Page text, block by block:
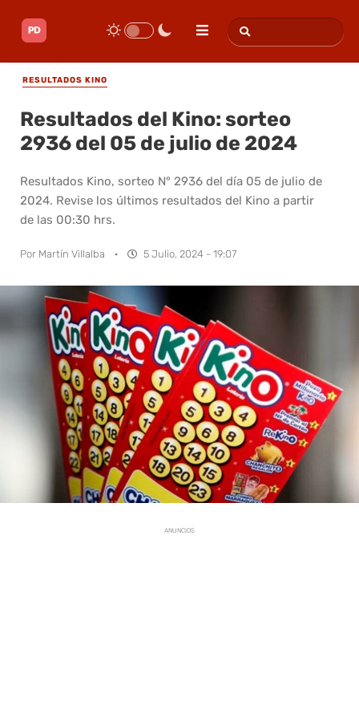
RESULTADOS KINO
Resultados del Kino: sorteo
2936 del 05 de julio de 2024
Resultados Kino, sorteo N° 2936 del día 05 de julio de
2024. Revise los últimos resultados del Kino a partir
de las 00:30 hrs.
Por Martín Villalba · 5 Julio, 2024 - 19:07
ANUNCIOS